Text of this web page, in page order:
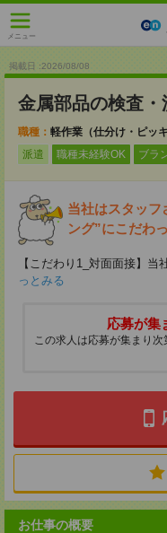
メニュー
掲載日 :2026/08/08
金属部品の検査・
職種： 軽作業（仕分け・ピッ
派遣
職種未経験OK ブラ
当社はスタッフ
ング”にこだわ
【こだわり1_対面面接】
っとみる
応募が集
この求人は応募が集まり
お仕事の概要